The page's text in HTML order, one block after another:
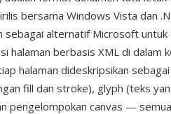
bersama Windows Vista dan
alternatif Microsoft untuk
halaman berbasis XML di dalam
halaman dideskripsikan
fill dan stroke), glyph (teks
pengelompokan canvas —